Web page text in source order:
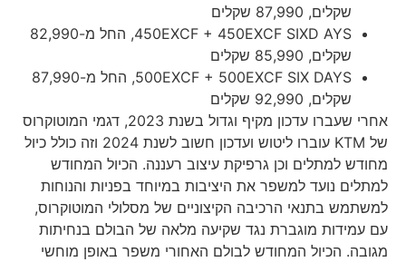
שקלים, 87,990 שקלים
450EXCF + 450EXCF SIXD AYS, החל מ-82,990
שקלים, 85,990 שקלים
500EXCF + 500EXCF SIX DAYS, החל מ-87,990
שקלים, 92,990 שקלים
אחרי שעברו עדכון מקיף וגדול בשנת 2023, דגמי המוטוקרוס
של KTM עוברו ליטוש ועדכון חשוב לשנת 2024 וזה כולל כיול
מחודש למתלים וכן גרפיקת עיצוב רעננה. הכיול המחודש
למתלים נועד למשפר את היציבות במיוחד בפניות והנוחות
למשתמש בתנאי הרכיבה הקיצוניים של מסלולי המוטוקרוס,
עם עמידות מוגברת נגד שקיעה מלאה של הבולם בנחיתות
מגובה. הכיול המחודש לבולם האחורי משפר באופן מוחשי